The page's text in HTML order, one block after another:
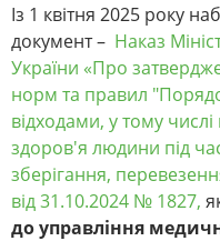
Із 1 квітня 2025 року
документ – Наказ
України «Про
норм та правил
відходами, у тому
здоров'я людини під
зберігання,
від 31.10.2024 № 1827,
до управління